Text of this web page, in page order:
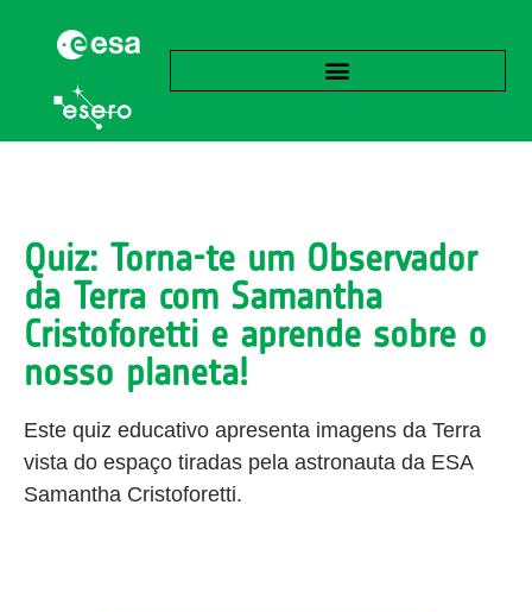
Quiz: Torna-te um Observador
da Terra com Samantha
Cristoforetti e aprende sobre o
nosso planeta!
Este quiz educativo apresenta imagens da Terra
vista do espaço tiradas pela astronauta da ESA
Samantha Cristoforetti.